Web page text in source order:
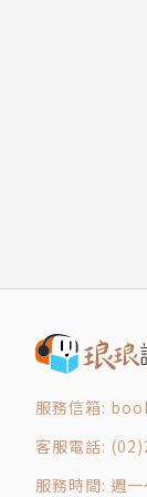
服務信箱:
客服電話:
服務時間: 週